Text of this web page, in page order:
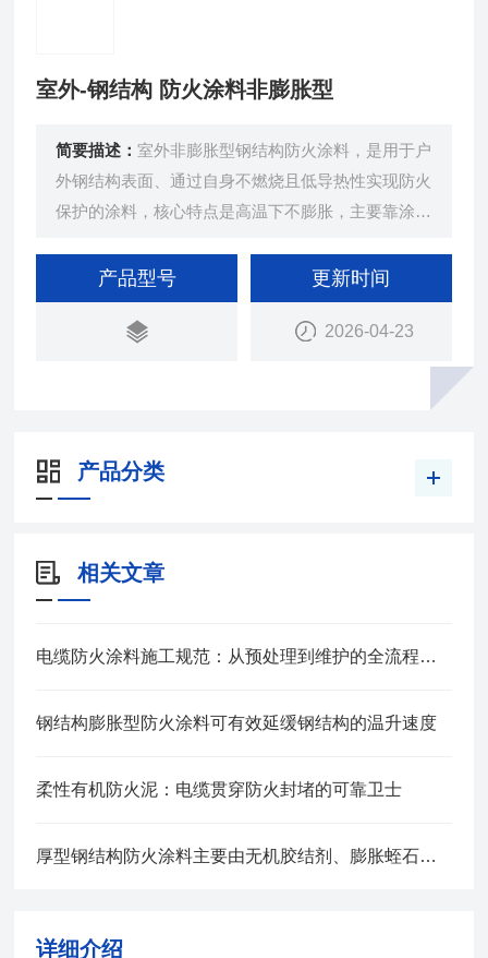
室外-钢结构 防火涂料非膨胀型
简要描述：室外非膨胀型钢结构防火涂料，是用于户
外钢结构表面、通过自身不燃烧且低导热性实现防火
保护的涂料，核心特点是高温下不膨胀，主要靠涂层
产品型号 更新时间
2026-04-23
产品分类
相关文章
电缆防火涂料施工规范：从预处理到维护的全流程管控
钢结构膨胀型防火涂料可有效延缓钢结构的温升速度
柔性有机防火泥：电缆贯穿防火封堵的可靠卫士
厚型钢结构防火涂料主要由无机胶结剂、膨胀蛭石等组成
详细介绍